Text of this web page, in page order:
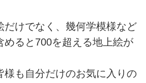
だけでなく、幾何学模様など
めると700を超える地上絵が
様も自分だけのお気に入りの